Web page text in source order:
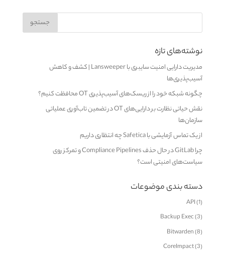
نوشته‌های تازه
مدیریت دارایی امنیت سایبری با Lansweeper | کشف و کاهش
آسیب‌پذیری‌ها
چگونه شبکه خود را از ریسک‌های آسیب‌پذیری OT محافظت کنیم؟
نقش حیاتی نظارت بر دارایی‌های OT در تضمین تاب‌آوری عملیاتی
سازمان‌ها
از یک تماس آزمایشی با Safetica چه انتظاری داریم
چرا GitLab در حال حذف Compliance Pipelines و تمرکز روی
سیاست‌های امنیتی است؟
دسته بندی موضوعات
API(1)
Backup Exec(3)
Bitwarden(8)
CoreImpact(3)